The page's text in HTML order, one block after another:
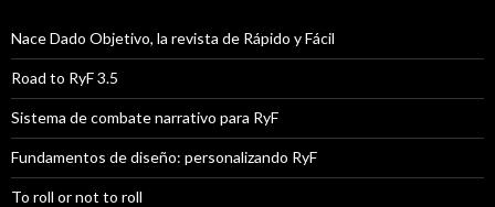
Nace Dado Objetivo, la revista de Rápido y Fácil
Road to RyF 3.5
Sistema de combate narrativo para RyF
Fundamentos de diseño: personalizando RyF
To roll or not to roll